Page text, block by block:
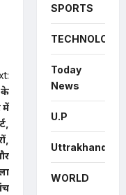
के
में
SPORTS
TECHNOLOGY
Today
News
U.P
Uttrakhand
WORLD